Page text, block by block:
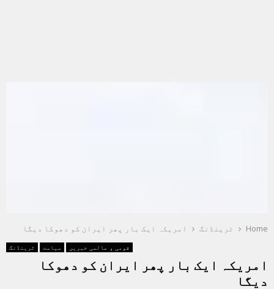
Home ٹرینڈنگ امریکہ ایک بار پھر ایران کو دھوکا دیگا
ٹرینڈنگ سیاست قومی و عالمی خبریں
امریکہ ایک بار پھر ایران کو دھوکا
دیگا